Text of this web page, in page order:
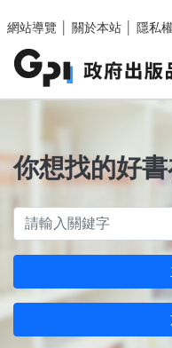
網站導覽
關於本站 隱私
你想找的好書